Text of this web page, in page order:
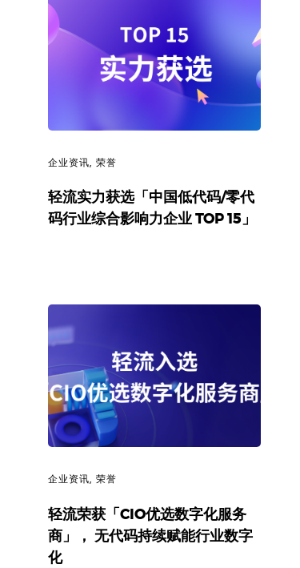
企业资讯, 荣誉
轻流实力获选「中国低代码/零代
码行业综合影响力企业 TOP 15」
企业资讯, 荣誉
轻流荣获「CIO优选数字化服务
商」， 无代码持续赋能行业数字
化